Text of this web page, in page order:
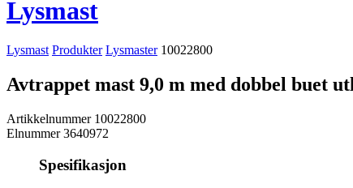
Lysmast
Lysmast Produkter Lysmaster 10022800
Avtrappet mast 9,0 m med dobbel buet
Artikkelnummer 10022800
Elnummer 3640972
Spesifikasjon